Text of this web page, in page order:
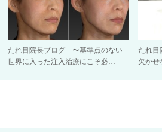
たれ目院長ブログ 〜基準点のない
世界に入った注入治療にこそ必…
たれ
欠かせ